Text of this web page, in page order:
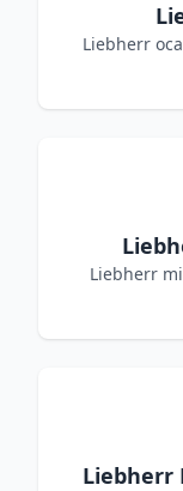
Liebherr
Liebherr
Liebherr